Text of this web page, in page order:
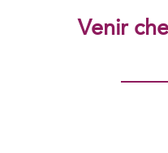
Venir